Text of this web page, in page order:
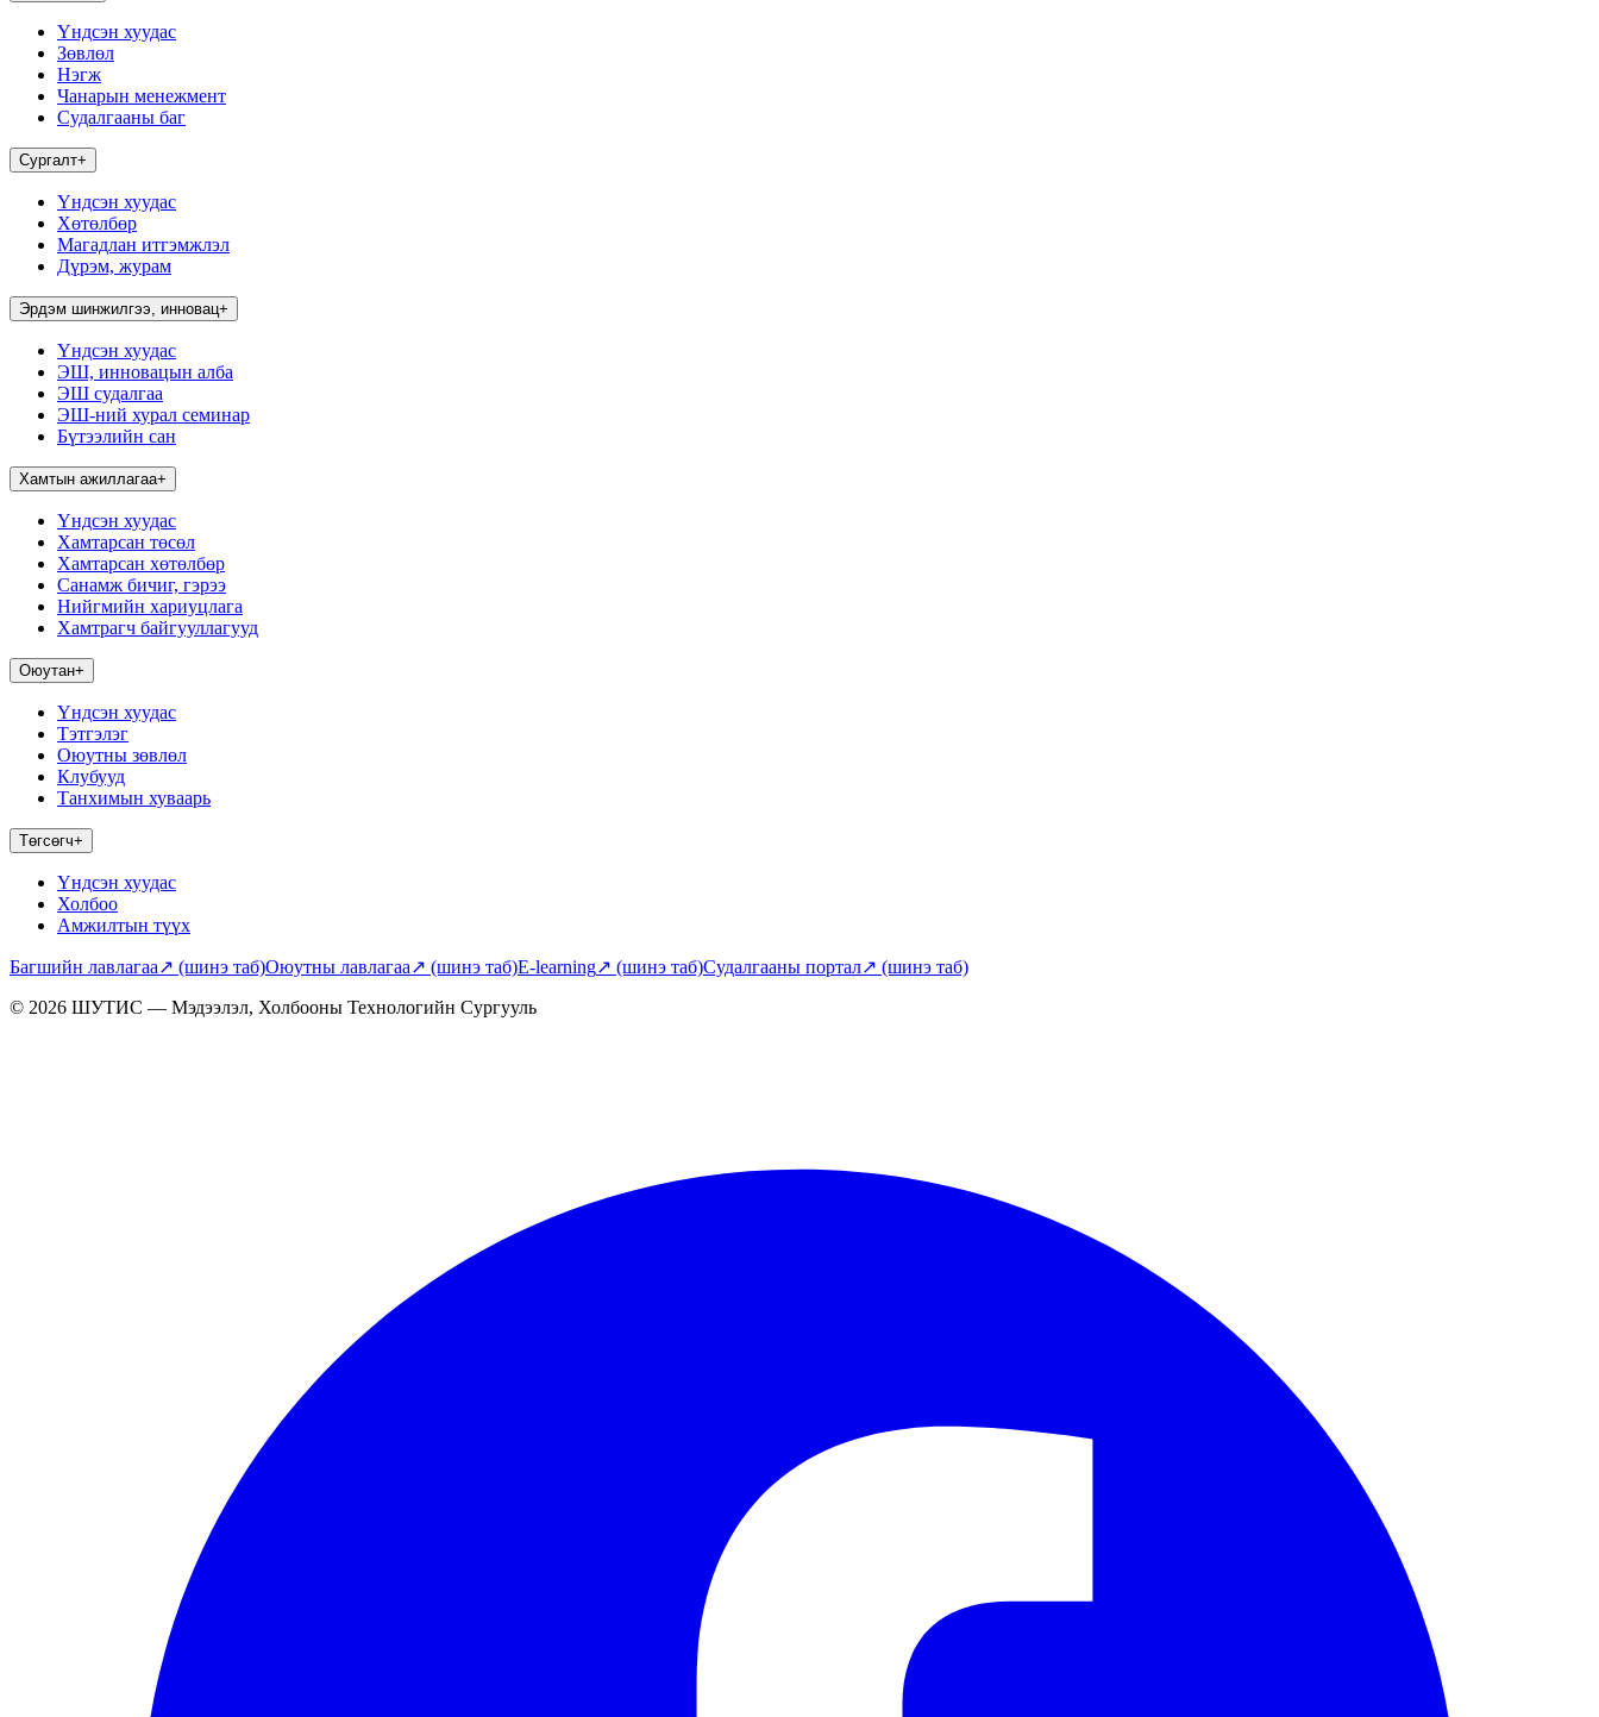
Үндсэн хуудас
Зөвлөл
Нэгж
Чанарын менежмент
Судалгааны баг
Сургалт+
Үндсэн хуудас
Хөтөлбөр
Магадлан итгэмжлэл
Дүрэм, журам
Эрдэм шинжилгээ, инновац+
Үндсэн хуудас
ЭШ, инновацын алба
ЭШ судалгаа
ЭШ-ний хурал семинар
Бүтээлийн сан
Хамтын ажиллагаа+
Үндсэн хуудас
Хамтарсан төсөл
Хамтарсан хөтөлбөр
Санамж бичиг, гэрээ
Нийгмийн хариуцлага
Хамтрагч байгууллагууд
Оюутан+
Үндсэн хуудас
Тэтгэлэг
Оюутны зөвлөл
Клубууд
Танхимын хуваарь
Төгсөгч+
Үндсэн хуудас
Холбоо
Амжилтын түүх
Багшийн лавлагаа↗ (шинэ таб)Оюутны лавлагаа↗ (шинэ таб)E-learning↗ (шинэ таб)Судалгааны портал↗ (шинэ таб)
© 2026 ШУТИС — Мэдээлэл, Холбооны Технологийн Сургууль